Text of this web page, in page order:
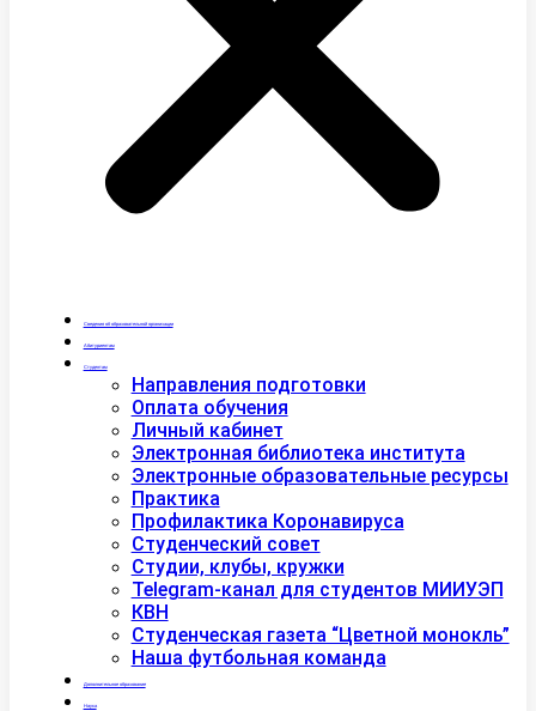
Сведения об образовательной организации
Абитуриентам
Студентам
Направления подготовки
Оплата обучения
Личный кабинет
Электронная библиотека института
Электронные образовательные ресурсы
Практика
Профилактика Коронавируса
Студенческий совет
Студии, клубы, кружки
Telegram-канал для студентов МИИУЭП
КВН
Студенческая газета “Цветной монокль”
Наша футбольная команда
Дополнительное образование
Наука